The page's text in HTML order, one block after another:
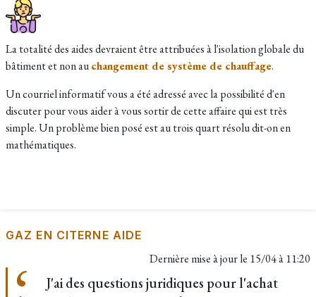
La totalité des aides devraient être attribuées à l'isolation globale du
bâtiment et non auchangement de système de chauffage.
Un courriel informatif vous a été adressé avec la possibilité d'en
discuter pour vous aider à vous sortir de cette affaire qui est très
simple. Un problème bien posé est au trois quart résolu dit-on en
mathématiques.
GAZ EN CITERNE AIDE
Dernière mise à jour le 15/04 à 11:20
J'ai des questions juridiques pour l'achat